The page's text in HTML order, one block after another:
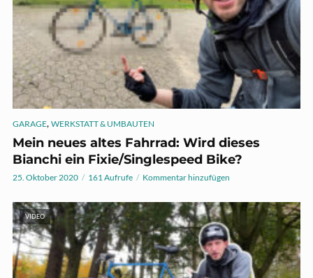
GARAGE, WERKSTATT & UMBAUTEN
Mein neues altes Fahrrad: Wird dieses
Bianchi ein Fixie/Singlespeed Bike?
25. Oktober 2020 161 Aufrufe Kommentar hinzufügen
VIDEO